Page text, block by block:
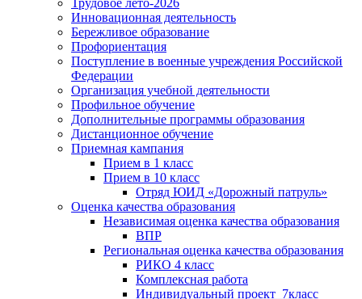
Трудовое лето-2026
Инновационная деятельность
Бережливое образование
Профориентация
Поступление в военные учреждения Российской
Федерации
Организация учебной деятельности
Профильное обучение
Дополнительные программы образования
Дистанционное обучение
Приемная кампания
Прием в 1 класс
Прием в 10 класс
Отряд ЮИД «Дорожный патруль»
Оценка качества образования
Независимая оценка качества образования
ВПР
Региональная оценка качества образования
РИКО 4 класс
Комплексная работа
Индивидуальный проект_7класс